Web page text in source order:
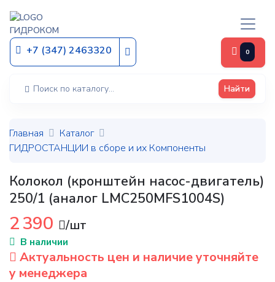
ГИДРОКОМ
+7 (347) 2463320 0
Найти
Главная
Каталог
ГИДРОСТАНЦИИ в сборе и их Компоненты
Колокол (кронштейн насос-двигатель)
250/1 (аналог LMC250MFS1004S)
2 390 /шт
В наличии
Актуальность цен и наличие уточняйте
у менеджера